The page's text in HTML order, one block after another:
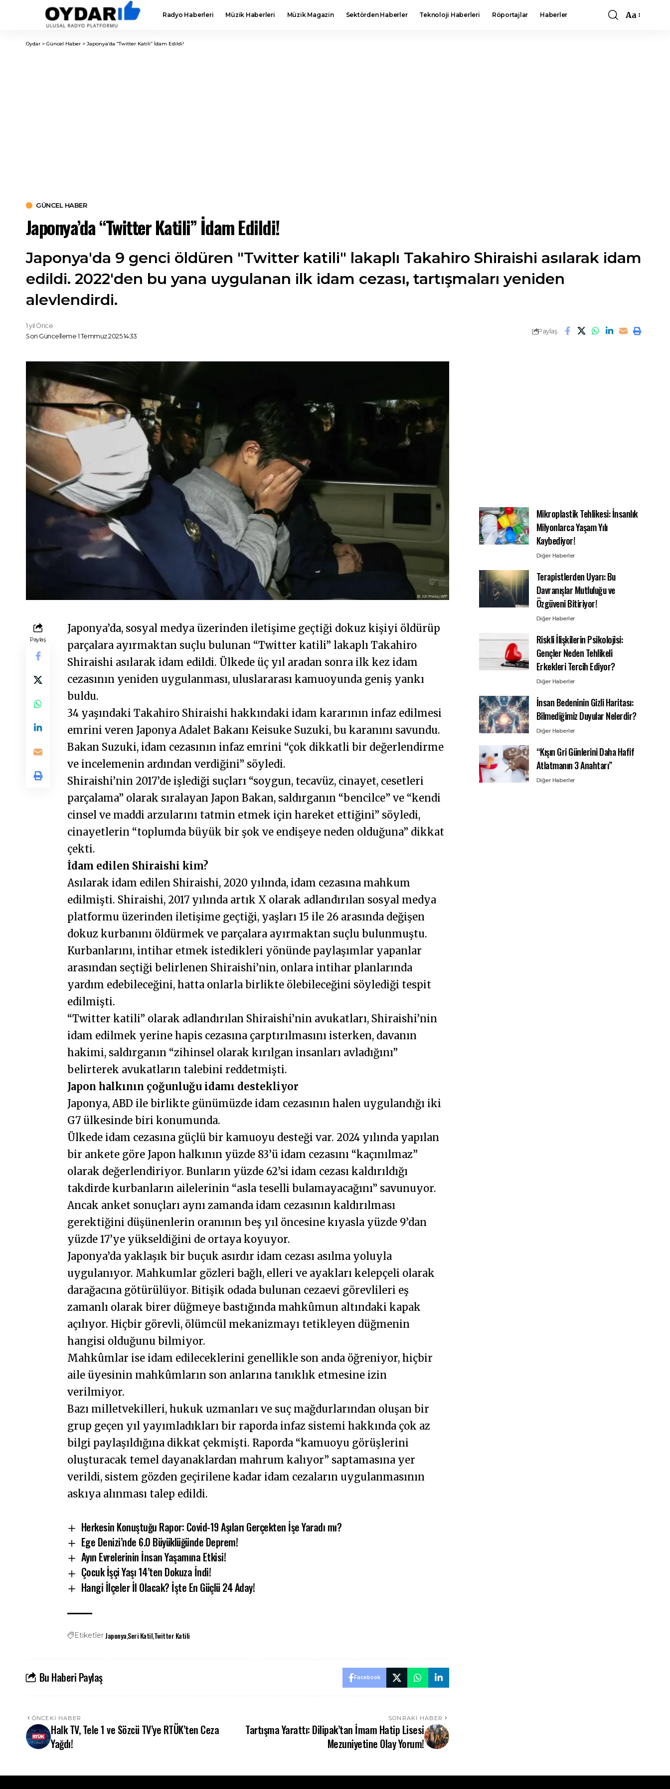
Radyo Haberleri Müzik Haberleri Müzik Magazin Sektörden Haberler Teknoloji Haberleri Röportajlar Haberler
Font
Aa
Oydar > Güncel Haber > Japonya’da “Twitter Katili” İdam Edildi!
GÜNCEL HABER
Japonya’da “Twitter Katili” İdam Edildi!
Japonya'da 9 genci öldüren "Twitter katili" lakaplı Takahiro Shiraishi asılarak idam
edildi. 2022'den bu yana uygulanan ilk idam cezası, tartışmaları yeniden
alevlendirdi.
Son Güncelleme 1 Temmuz 2025 14:33
1 yıl Önce
Paylaş
Paylaş
Japonya’da, sosyal medya üzerinden iletişime geçtiği dokuz kişiyi öldürüp
parçalara ayırmaktan suçlu bulunan “Twitter katili” lakaplı Takahiro
Shiraishi asılarak idam edildi. Ülkede üç yıl aradan sonra ilk kez idam
cezasının yeniden uygulanması, uluslararası kamuoyunda geniş yankı
buldu.
34 yaşındaki Takahiro Shiraishi hakkındaki idam kararının infaz edilmesi
emrini veren Japonya Adalet Bakanı Keisuke Suzuki, bu karanını savundu.
Bakan Suzuki, idam cezasının infaz emrini “çok dikkatli bir değerlendirme
ve incelemenin ardından verdiğini” söyledi.
Shiraishi’nin 2017’de işlediği suçları “soygun, tecavüz, cinayet, cesetleri
parçalama” olarak sıralayan Japon Bakan, saldırganın “bencilce” ve “kendi
cinsel ve maddi arzularını tatmin etmek için hareket ettiğini” söyledi,
cinayetlerin “toplumda büyük bir şok ve endişeye neden olduğuna” dikkat
çekti.
İdam edilen Shiraishi kim?
Asılarak idam edilen Shiraishi, 2020 yılında, idam cezasına mahkum
edilmişti. Shiraishi, 2017 yılında artık X olarak adlandırılan sosyal medya
platformu üzerinden iletişime geçtiği, yaşları 15 ile 26 arasında değişen
dokuz kurbanını öldürmek ve parçalara ayırmaktan suçlu bulunmuştu.
Kurbanlarını, intihar etmek istedikleri yönünde paylaşımlar yapanlar
arasından seçtiği belirlenen Shiraishi’nin, onlara intihar planlarında
yardım edebileceğini, hatta onlarla birlikte ölebileceğini söylediği tespit
edilmişti.
“Twitter katili” olarak adlandırılan Shiraishi’nin avukatları, Shiraishi’nin
idam edilmek yerine hapis cezasına çarptırılmasını isterken, davanın
hakimi, saldırganın “zihinsel olarak kırılgan insanları avladığını”
belirterek avukatların talebini reddetmişti.
Japon halkının çoğunluğu idamı destekliyor
Japonya, ABD ile birlikte günümüzde idam cezasının halen uygulandığı iki
G7 ülkesinde biri konumunda.
Ülkede idam cezasına güçlü bir kamuoyu desteği var. 2024 yılında yapılan
bir ankete göre Japon halkının yüzde 83’ü idam cezasını “kaçınılmaz”
olarak değerlendiriyor. Bunların yüzde 62’si idam cezası kaldırıldığı
takdirde kurbanların ailelerinin “asla teselli bulamayacağını” savunuyor.
Ancak anket sonuçları aynı zamanda idam cezasının kaldırılması
gerektiğini düşünenlerin oranının beş yıl öncesine kıyasla yüzde 9’dan
yüzde 17’ye yükseldiğini de ortaya koyuyor.
Japonya’da yaklaşık bir buçuk asırdır idam cezası asılma yoluyla
uygulanıyor. Mahkumlar gözleri bağlı, elleri ve ayakları kelepçeli olarak
darağacına götürülüyor. Bitişik odada bulunan cezaevi görevlileri eş
zamanlı olarak birer düğmeye bastığında mahkûmun altındaki kapak
açılıyor. Hiçbir görevli, ölümcül mekanizmayı tetikleyen düğmenin
hangisi olduğunu bilmiyor.
Mahkûmlar ise idam edileceklerini genellikle son anda öğreniyor, hiçbir
aile üyesinin mahkûmların son anlarına tanıklık etmesine izin
verilmiyor.
Bazı milletvekilleri, hukuk uzmanları ve suç mağdurlarından oluşan bir
grup geçen yıl yayımladıkları bir raporda infaz sistemi hakkında çok az
bilgi paylaşıldığına dikkat çekmişti. Raporda “kamuoyu görüşlerini
oluşturacak temel dayanaklardan mahrum kalıyor” saptamasına yer
verildi, sistem gözden geçirilene kadar idam cezaların uygulanmasının
askıya alınması talep edildi.
Herkesin Konuştuğu Rapor: Covid-19 Aşıları Gerçekten İşe Yaradı mı?
Ege Denizi’nde 6.0 Büyüklüğünde Deprem!
Ayın Evrelerinin İnsan Yaşamına Etkisi!
Çocuk İşçi Yaşı 14’ten Dokuza İndi!
Hangi İlçeler İl Olacak? İşte En Güçlü 24 Aday!
EtiketlerJaponyaSeri KatilTwitter Katili
Bu Haberi Paylaş Facebook
ÖNCEKI HABER
Halk TV, Tele 1 ve Sözcü TV’ye RTÜK’ten Ceza
Yağdı!
SONRAKI HABER
Tartışma Yarattı: Dilipak’tan İmam Hatip Lisesi
Mezuniyetine Olay Yorum!
Mikroplastik Tehlikesi: İnsanlık
Milyonlarca Yaşam Yılı
Kaybediyor!
Diğer Haberler
Terapistlerden Uyarı: Bu
Davranışlar Mutluluğu ve
Özgüveni Bitiriyor!
Diğer Haberler
Riskli İlişkilerin Psikolojisi:
Gençler Neden Tehlikeli
Erkekleri Tercih Ediyor?
Diğer Haberler
İnsan Bedeninin Gizli Haritası:
Bilmediğimiz Duyular Nelerdir?
Diğer Haberler
“Kışın Gri Günlerini Daha Hafif
Atlatmanın 3 Anahtarı”
Diğer Haberler